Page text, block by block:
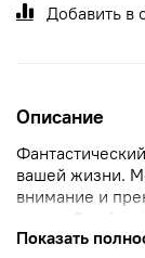
Добавить в
Описание
вашей жизни.
внимание и
Crusher.
и 24-х часовой
Показать